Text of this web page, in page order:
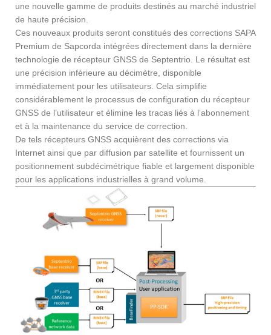
une nouvelle gamme de produits destinés au marché industriel
de haute précision.
Ces nouveaux produits seront constitués des corrections SAPA
Premium de Sapcorda intégrées directement dans la dernière
technologie de récepteur GNSS de Septentrio. Le résultat est
une précision inférieure au décimètre, disponible
immédiatement pour les utilisateurs. Cela simplifie
considérablement le processus de configuration du récepteur
GNSS de l’utilisateur et élimine les tracas liés à l’abonnement
et à la maintenance du service de correction.
De tels récepteurs GNSS acquièrent des corrections via
Internet ainsi que par diffusion par satellite et fournissent un
positionnement subdécimétrique fiable et largement disponible
pour les applications industrielles à grand volume.